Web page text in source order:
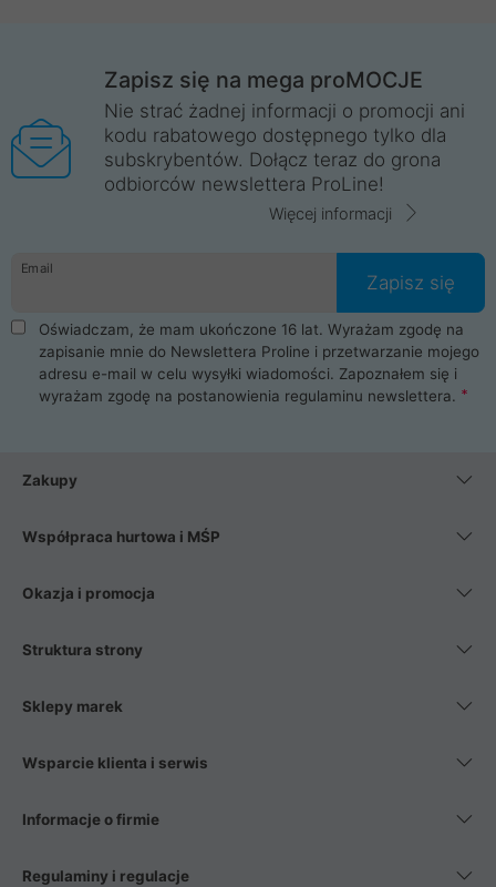
Zapisz się na mega proMOCJE
Nie strać żadnej informacji o promocji ani
kodu rabatowego dostępnego tylko dla
subskrybentów. Dołącz teraz do grona
odbiorców newslettera ProLine!
Więcej informacji
Email
Zapisz się
Oświadczam, że mam ukończone 16 lat. Wyrażam zgodę na
zapisanie mnie do Newslettera Proline i przetwarzanie mojego
adresu e-mail w celu wysyłki wiadomości. Zapoznałem się i
wyrażam zgodę na postanowienia regulaminu newslettera.
Zakupy
Współpraca hurtowa i MŚP
Okazja i promocja
Struktura strony
Sklepy marek
Wsparcie klienta i serwis
Informacje o firmie
Regulaminy i regulacje